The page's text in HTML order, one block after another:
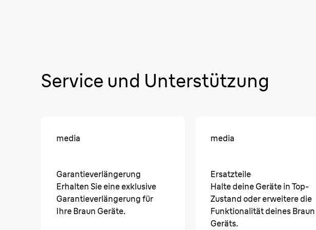
Service und Unterstützung
media
Garantieverlängerung
Erhalten Sie eine exklusive
Garantieverlängerung für
Ihre Braun Geräte.
media
Ersatzteile
Halte deine Geräte in Top-
Zustand oder erweitere die
Funktionalität deines Braun
Geräts.